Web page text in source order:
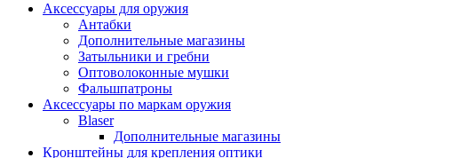
Аксессуары для оружия
Антабки
Дополнительные магазины
Затыльники и гребни
Оптоволоконные мушки
Фальшпатроны
Аксессуары по маркам оружия
Blaser
Дополнительные магазины
Кронштейны для крепления оптики